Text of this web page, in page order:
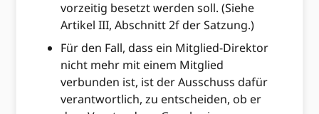
vorzeitig besetzt werden soll. (Siehe
Artikel III, Abschnitt 2f der Satzung.)
Für den Fall, dass ein Mitglied-Direktor
nicht mehr mit einem Mitglied
verbunden ist, ist der Ausschuss dafür
verantwortlich, zu entscheiden, ob er